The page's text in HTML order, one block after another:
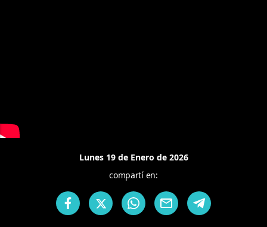
Lunes 19 de Enero de 2026
compartí en: